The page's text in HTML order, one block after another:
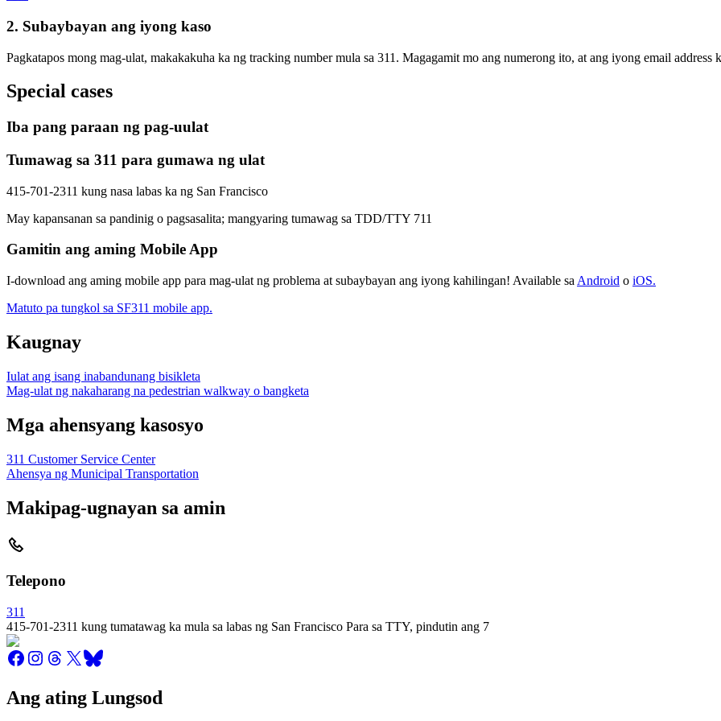
2. Subaybayan ang iyong kaso
Pagkatapos mong mag-ulat, makakakuha ka ng tracking number mula sa 311. Magagamit mo ang numerong ito, at ang iyong email address
Special cases
Iba pang paraan ng pag-uulat
Tumawag sa 311 para gumawa ng ulat
415-701-2311 kung nasa labas ka ng San Francisco
May kapansanan sa pandinig o pagsasalita; mangyaring tumawag sa TDD/TTY 711
Gamitin ang aming Mobile App
I-download ang aming mobile app para mag-ulat ng problema at subaybayan ang iyong kahilingan! Available sa Android o iOS.
Matuto pa tungkol sa SF311 mobile app.
Kaugnay
Iulat ang isang inabandunang bisikleta
Mag-ulat ng nakaharang na pedestrian walkway o bangketa
Mga ahensyang kasosyo
311 Customer Service Center
Ahensya ng Municipal Transportation
Makipag-ugnayan sa amin
Telepono
311
415-701-2311 kung tumatawag ka mula sa labas ng San Francisco Para sa TTY, pindutin ang 7
Ang ating Lungsod